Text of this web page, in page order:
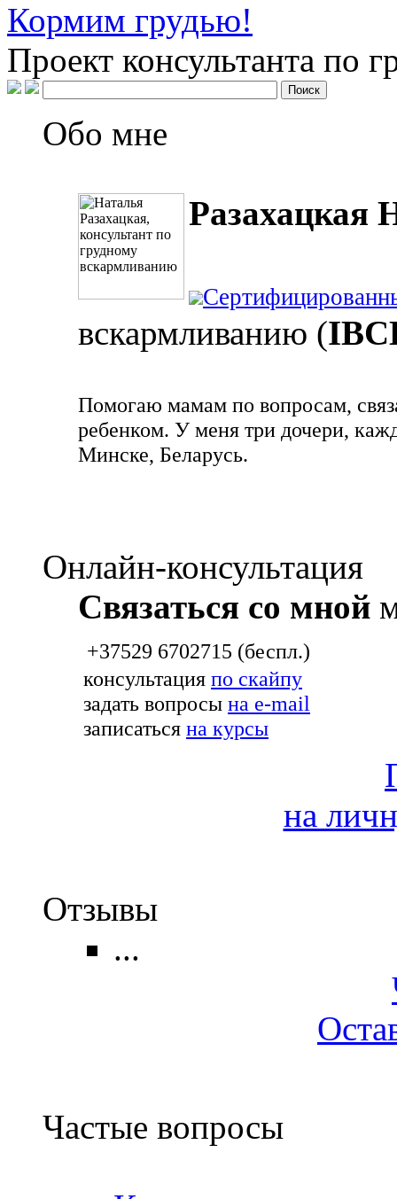
Кормим грудью!
Проект консультанта по
Обо мне
Разахацкая
вскармливанию (
Помогаю мамам по вопросам,
ребенком. У меня три дочери,
Минске, Беларусь.
Онлайн-консультация
Связаться со мной
+37529 6702715 (беспл.)
консультация по скайпу
задать вопросы на e-mail
записаться на курсы
на
Отзывы
...
Частые вопросы